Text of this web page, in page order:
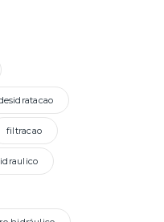
filtracao